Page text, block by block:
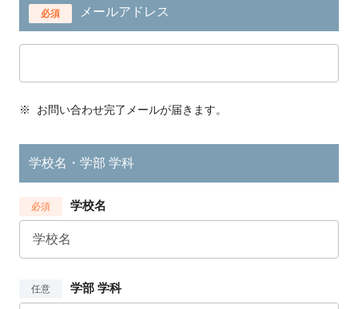
必須 メールアドレス
※ お問い合わせ完了メールが届きます。
学校名・学部 学科
必須 学校名
任意 学部 学科